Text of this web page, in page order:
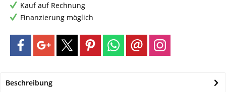
Kauf auf Rechnung
Finanzierung möglich
Beschreibung